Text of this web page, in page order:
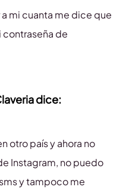
mi cuanta me dice que
contraseña de
dice:
otro país y ahora no
Instagram, no puedo
y tampoco me